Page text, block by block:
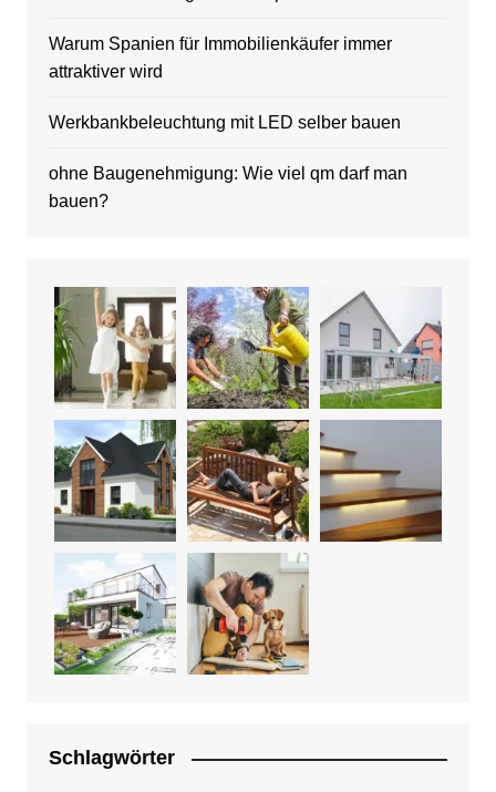
Warum Spanien für Immobilienkäufer immer
attraktiver wird
Werkbankbeleuchtung mit LED selber bauen
ohne Baugenehmigung: Wie viel qm darf man
bauen?
Schlagwörter